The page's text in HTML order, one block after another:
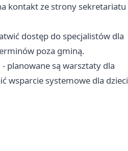
kontakt ze strony sekretariatu
dostęp do specjalistów dla
poza gminą.
planowane są warsztaty dla
wsparcie systemowe dla dzieci